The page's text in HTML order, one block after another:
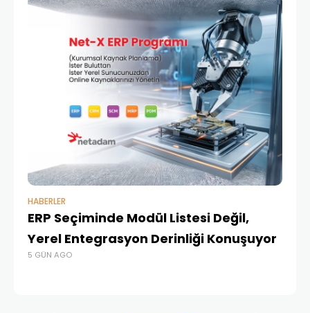
HABERLER
ERP Seçiminde Modül Listesi Değil,
Yerel Entegrasyon Derinliği Konuşuyor
5 GÜN AGO